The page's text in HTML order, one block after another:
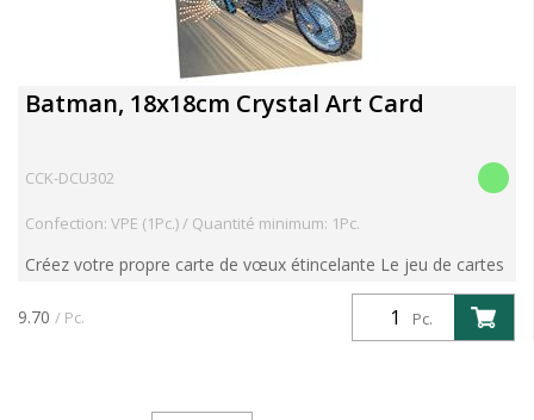
Batman, 18x18cm Crystal Art Card
CCK-DCU302
Confection: VPE (1Pc.) / Quantité minimum: 1Pc.
Créez votre propre carte de vœux étincelante Le jeu de cartes
comprend : - Carte avec gabarit adhésif - enveloppe - sacs
pré-triés avec cristaux - stylo à ramasser - bol ...
Pc.
9.70 / Pc.